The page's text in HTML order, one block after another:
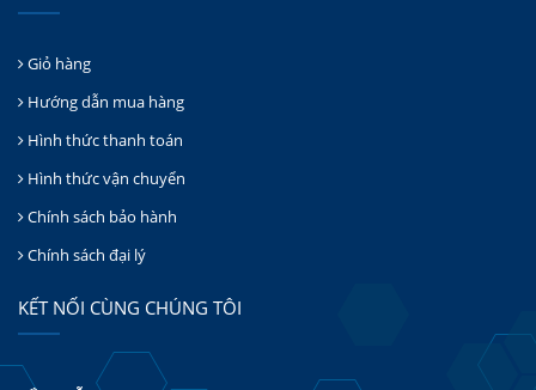
Giỏ hàng
Hướng dẫn mua hàng
Hình thức thanh toán
Hình thức vận chuyển
Chính sách bảo hành
Chính sách đại lý
KẾT NỐI CÙNG CHÚNG TÔI